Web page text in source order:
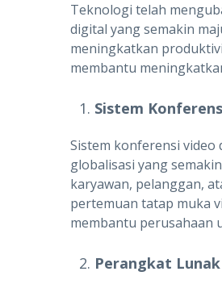
Teknologi telah
digital yang semakin
meningkatkan
membantu
Sistem
Sistem konferensi video
globalisasi yang
karyawan, pelanggan,
pertemuan tatap muka
membantu perusahaan
Perangkat